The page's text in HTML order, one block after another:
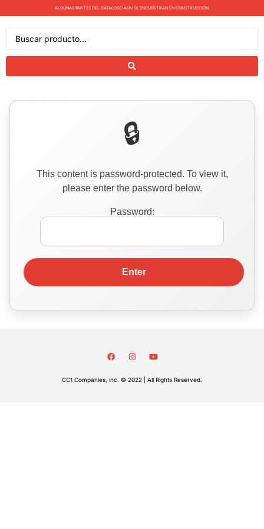
ALGUNAS PARTES DEL CATÁLOGO AÚN SE ENCUENTRAN EN CONSTRUCCIÓN.
This content is password-protected. To view it,
please enter the password below.
Password:
CC1 Companies, inc. © 2022 | All Rights Reserved.